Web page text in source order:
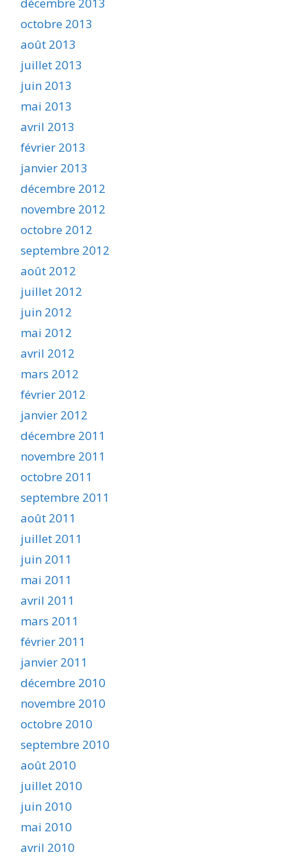
octobre 2013
août 2013
juillet 2013
juin 2013
mai 2013
avril 2013
février 2013
janvier 2013
décembre 2012
novembre 2012
octobre 2012
septembre 2012
août 2012
juillet 2012
juin 2012
mai 2012
avril 2012
mars 2012
février 2012
janvier 2012
décembre 2011
novembre 2011
octobre 2011
septembre 2011
août 2011
juillet 2011
juin 2011
mai 2011
avril 2011
mars 2011
février 2011
janvier 2011
décembre 2010
novembre 2010
octobre 2010
septembre 2010
août 2010
juillet 2010
juin 2010
mai 2010
avril 2010